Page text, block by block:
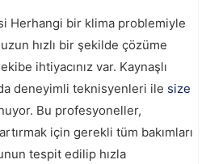
Herhangi bir klima problemiyle
hızlı bir şekilde çözüme
ihtiyacınız var. Kaynaşlı
deneyimli teknisyenleri ile size
Bu profesyoneller,
için gerekli tüm bakımları
tespit edilip hızla